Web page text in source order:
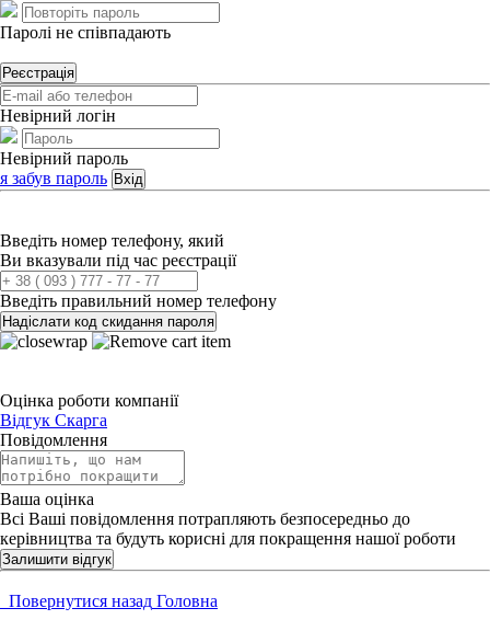
Паролі не співпадають
Реєстрація
Невірний логін
Невірний пароль
я забув пароль Вхід
Введіть номер телефону, який
Ви вказували під час реєстрації
Введіть правильний номер телефону
Надіслати код скидання пароля
Оцінка роботи компанії
Відгук Скарга
Повідомлення
Ваша оцінка
Всі Ваші повідомлення потрапляють безпосередньо до
керівництва та будуть корисні для покращення нашої роботи
Залишити відгук
Повернутися назад Головна